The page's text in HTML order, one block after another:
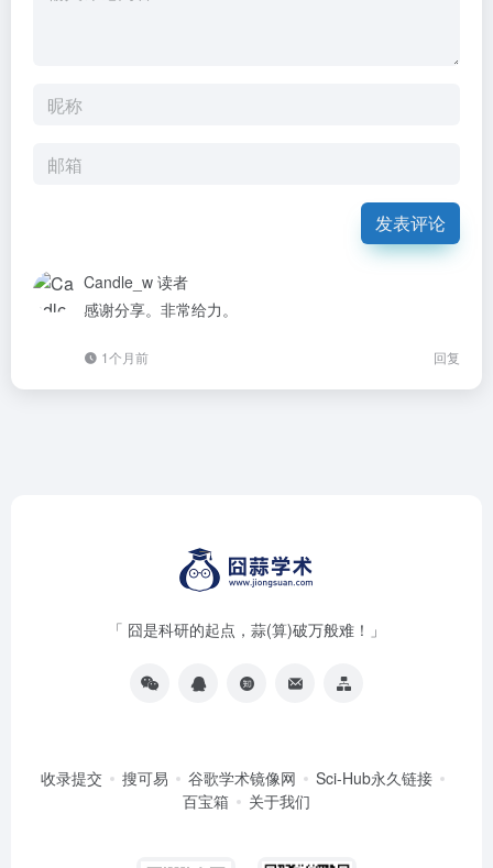
发表评论
Candle_w 读者
感谢分享。非常给力。
1个月前 回复
「 囧是科研的起点，蒜(算)破万般难！」
收录提交 搜可易 谷歌学术镜像网
Sci-Hub永久链接
百宝箱
关于我们